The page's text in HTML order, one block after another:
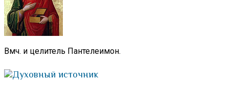
Вмч. и целитель Пантелеимон.
Духовный источник